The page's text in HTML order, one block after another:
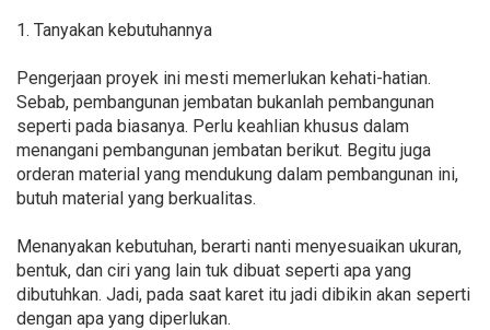
1. Tanyakan kebutuhannya
Pengerjaan proyek ini mesti memerlukan kehati-hatian.
Sebab, pembangunan jembatan bukanlah pembangunan
seperti pada biasanya. Perlu keahlian khusus dalam
menangani pembangunan jembatan berikut. Begitu juga
orderan material yang mendukung dalam pembangunan ini,
butuh material yang berkualitas.
Menanyakan kebutuhan, berarti nanti menyesuaikan ukuran,
bentuk, dan ciri yang lain tuk dibuat seperti apa yang
dibutuhkan. Jadi, pada saat karet itu jadi dibikin akan seperti
dengan apa yang diperlukan.